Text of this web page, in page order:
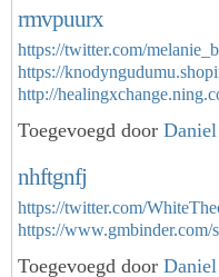
rmvpuurx
https://twitter.com/
https://
http://
Toegevoegd door Daniel
nhftgnfj
https://twitter.com/
https://
Toegevoegd door Daniel